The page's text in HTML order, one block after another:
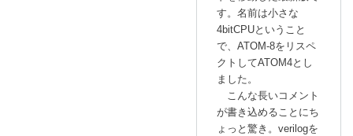
す。名前は小さな
4bitCPUということ
で、ATOM-8をリスペ
クトしてATOM4とし
ました。
こんな長いコメント
が書き込めることにち
ょっと驚き。verilogを